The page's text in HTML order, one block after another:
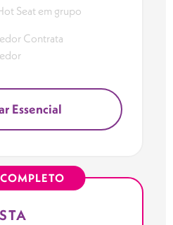
Seat em grupo
Contrata
Essencial